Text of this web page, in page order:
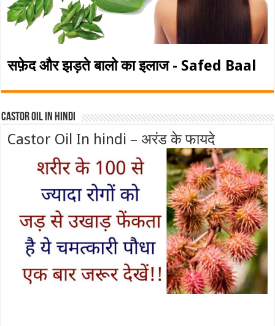
सफ़ेद और झड़ते बालो का इलाज - Safed Baal
Castor Oil In Hindi
Castor Oil In hindi – अरंड के फायदे